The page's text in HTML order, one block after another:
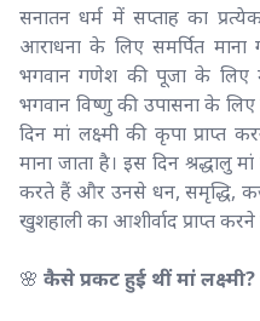
सनातन धर्म में सप्ताह का
आराधना के लिए समर्पित माना
भगवान गणेश की पूजा के लिए
भगवान विष्णु की उपासना के लिए
दिन मां लक्ष्मी की कृपा
माना जाता है। इस दिन श्रद्धालु
करते हैं और उनसे धन, समृद्धि,
खुशहाली का आशीर्वाद प्राप्त करने
🌸 कैसे प्रकट हुई थीं मां लक्ष्मी?